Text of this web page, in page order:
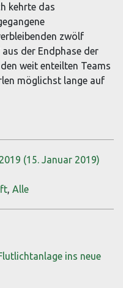
kehrte das
zwölf
der Endphase der
weit enteilten Teams
möglichst lange auf
(15. Januar 2019)
, Alle
ins neue